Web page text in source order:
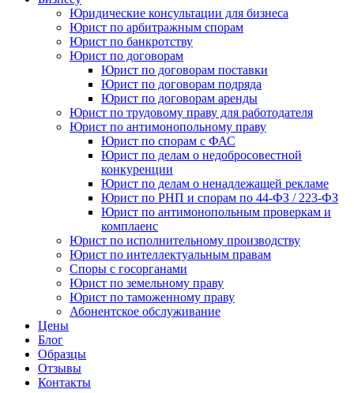
Юридические консультации для бизнеса
Юрист по арбитражным спорам
Юрист по банкротству
Юрист по договорам
Юрист по договорам поставки
Юрист по договорам подряда
Юрист по договорам аренды
Юрист по трудовому праву для работодателя
Юрист по антимонопольному праву
Юрист по спорам с ФАС
Юрист по делам о недобросовестной
конкуренции
Юрист по делам о ненадлежащей рекламе
Юрист по РНП и спорам по 44-ФЗ / 223-ФЗ
Юрист по антимонопольным проверкам и
комплаенс
Юрист по исполнительному производству
Юрист по интеллектуальным правам
Споры с госорганами
Юрист по земельному праву
Юрист по таможенному праву
Абонентское обслуживание
Цены
Блог
Образцы
Отзывы
Контакты